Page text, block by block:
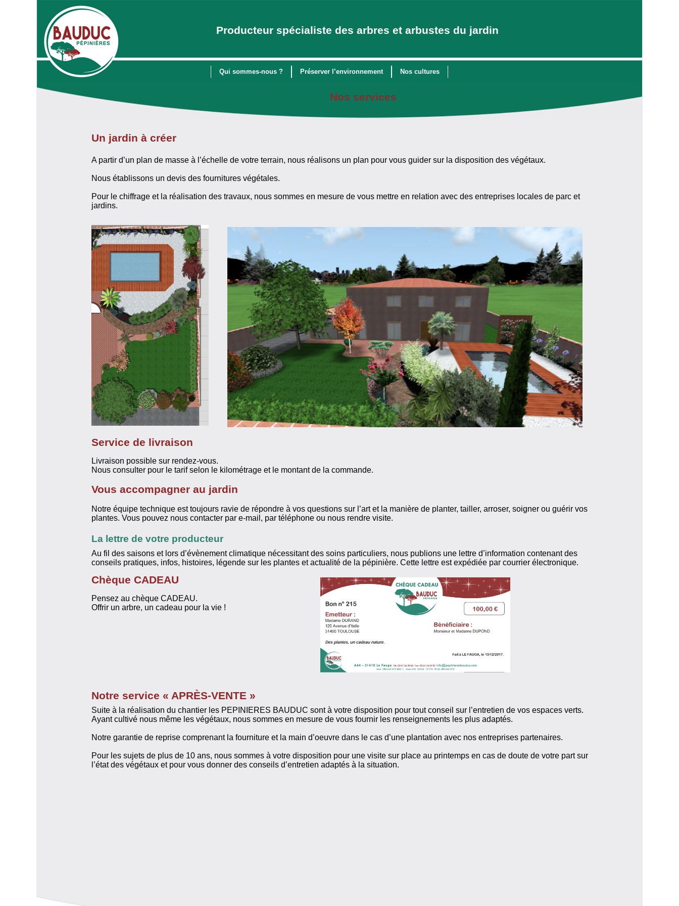
Un jardin à créer
A partir d’un plan de masse à l’échelle de votre terrain, nous réalisons un plan pour vous guider sur la disposition des végétaux.
Nous établissons un devis des fournitures végétales.
Pour le chiffrage et la réalisation des travaux, nous sommes en mesure de vous mettre en relation avec des entreprises locales de parc et
jardins.
Service de livraison
Livraison possible sur rendez-vous.
Nous consulter pour le tarif selon le kilométrage et le montant de la commande.
Vous accompagner au jardin
Notre équipe technique est toujours ravie de répondre à vos questions sur l’art et la manière de planter, tailler, arroser, soigner ou guérir vos
plantes. Vous pouvez nous contacter par e-mail, par téléphone ou nous rendre visite.
La lettre de votre producteur
Au fil des saisons et lors d’évènement climatique nécessitant des soins particuliers, nous publions une lettre d’information contenant des
conseils pratiques, infos, histoires, légende sur les plantes et actualité de la pépinière. Cette lettre est expédiée par courrier électronique.
Chèque CADEAU
Pensez au chèque CADEAU.
Offrir un arbre, un cadeau pour la vie !
Notre service « APRÈS-VENTE »
Suite à la réalisation du chantier les PEPINIERES BAUDUC sont à votre disposition pour tout conseil sur l’entretien de vos espaces verts.
Ayant cultivé nous même les végétaux, nous sommes en mesure de vous fournir les renseignements les plus adaptés.
Notre garantie de reprise comprenant la fourniture et la main d’oeuvre dans le cas d’une plantation avec nos entreprises partenaires.
Pour les sujets de plus de 10 ans, nous sommes à votre disposition pour une visite sur place au printemps en cas de doute de votre part sur
l’état des végétaux et pour vous donner des conseils d’entretien adaptés à la situation.
Producteur spécialiste des arbres et arbustes du jardin
Nos services
Qui sommes-nous ? Préserver l’environnement Nos cultures